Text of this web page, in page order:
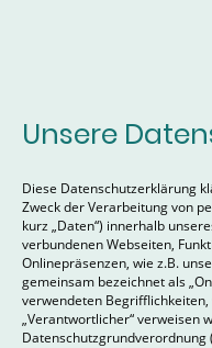
Unsere
Diese Datenschutzerklärung
Zweck der Verarbeitung von
kurz „Daten“) innerhalb
verbundenen Webseiten,
Onlinepräsenzen, wie z.B.
gemeinsam bezeichnet als
verwendeten Begrifflichkeiten,
„Verantwortlicher“ verweisen
Datenschutzgrundverordnung